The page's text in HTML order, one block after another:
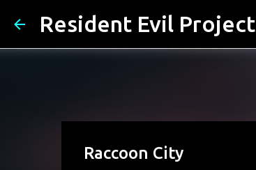
Resident Evil Project
Raccoon City